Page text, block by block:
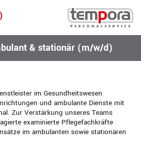
& stationär (m/w/d)
im Gesundheitswesen
und ambulante Dienste mit
Zur Verstärkung unseres Teams
examinierte Pflegefachkräfte
im ambulanten sowie stationären